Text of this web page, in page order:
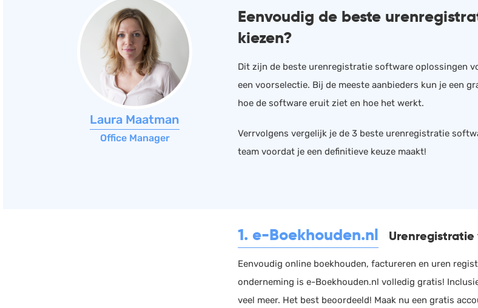
HRM
Salarisadministratie
Helpdesk
Eenvoudig de beste
kiezen?
Dit zijn de beste urenregistratie software oplossingen
een voorselectie. Bij de meeste aanbieders kun je een
hoe de software eruit ziet en hoe het werkt.
Verrvolgens vergelijk je de 3 beste urenregistratie
team voordat je een definitieve keuze maakt!
Laura Maatman
Office Manager
1. e-Boekhouden.nl
Eenvoudig online boekhouden, factureren en uren
onderneming is e-Boekhouden.nl volledig gratis!
veel meer. Het best beoordeeld! Maak nu een gratis